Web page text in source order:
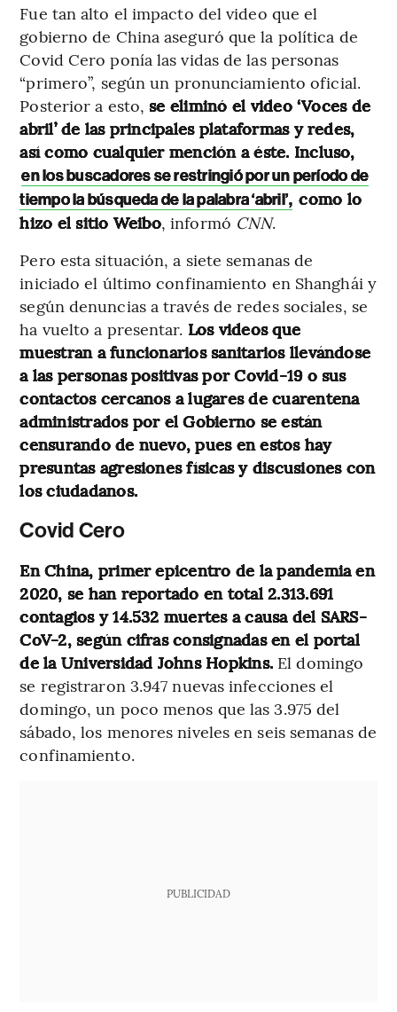
Fue tan alto el impacto del video que el
gobierno de China aseguró que la política de
Covid Cero ponía las vidas de las personas
“primero”, según un pronunciamiento oficial.
Posterior a esto,se eliminó el video ‘Voces de
abril’ de las principales plataformas y redes,
así como cualquier mención a éste. Incluso,
en los buscadores se restringió por un período de
tiempo la búsqueda de la palabra ‘abril’, como lo
hizo el sitio Weibo, informó CNN.
Pero esta situación, a siete semanas de
iniciado el último confinamiento en Shanghái y
según denuncias a través de redes sociales, se
ha vuelto a presentar. Los videos que
muestran a funcionarios sanitarios llevándose
a las personas positivas por Covid-19 o sus
contactos cercanos a lugares de cuarentena
administrados por el Gobierno se están
censurando de nuevo, pues en estos hay
presuntas agresiones físicas y discusiones con
los ciudadanos.
Covid Cero
En China, primer epicentro de la pandemia en
2020, se han reportado en total 2.313.691
contagios y 14.532 muertes a causa del SARS-
CoV-2, según cifras consignadas en el portal
de la Universidad Johns Hopkins. El domingo
se registraron 3.947 nuevas infecciones el
domingo, un poco menos que las 3.975 del
sábado, los menores niveles en seis semanas de
confinamiento.
PUBLICIDAD